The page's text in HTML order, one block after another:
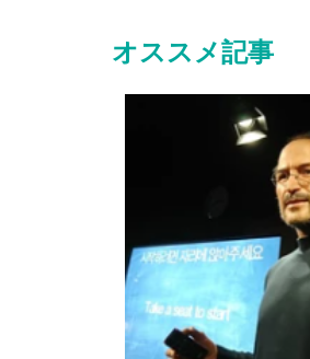
オススメ記事